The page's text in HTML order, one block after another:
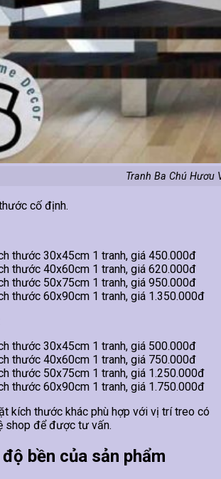
Tranh Ba Chú Hươu
cố định.
thước 30x45cm 1 tranh, giá 450.000đ
thước 40x60cm 1 tranh, giá 620.000đ
thước 50x75cm 1 tranh, giá 950.000đ
thước 60x90cm 1 tranh, giá 1.350.000đ
thước 30x45cm 1 tranh, giá 500.000đ
thước 40x60cm 1 tranh, giá 750.000đ
thước 50x75cm 1 tranh, giá 1.250.000đ
thước 60x90cm 1 tranh, giá 1.750.000đ
kích thước khác phù hợp với vị trí treo có
shop để được tư vấn.
bền của sản phẩm